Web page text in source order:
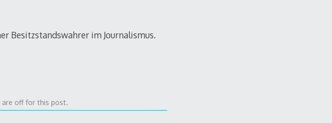
Besitzstandswahrer im Journalismus.
are off for this post.